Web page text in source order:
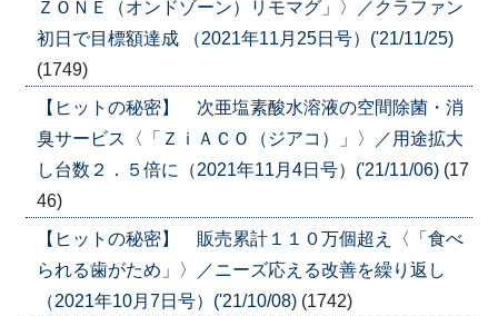
ＺＯＮＥ（オンドゾーン）リモマグ」〉／クラファン
初日で目標額達成 （2021年11月25日号）('21/11/25)
(1749)
【ヒットの秘密】 次亜塩素酸水溶液の空間除菌・消
臭サービス〈「ＺｉＡＣＯ（ジアコ）」〉／用途拡大
し台数２．５倍に（2021年11月4日号）('21/11/06) (17
46)
【ヒットの秘密】 販売累計１１０万個超え〈「食べ
られる歯がため」〉／ニーズ応える改善を繰り返し
（2021年10月7日号）('21/10/08) (1742)